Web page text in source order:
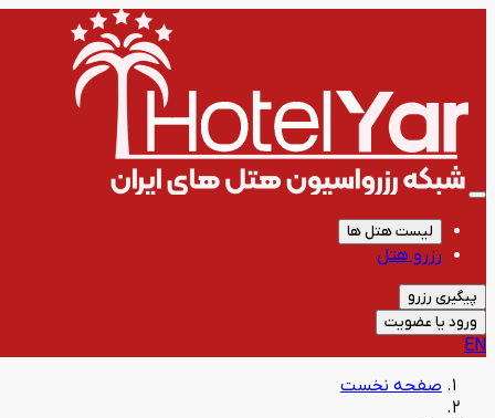
لیست هتل ها
رزرو هتل
پیگیری رزرو
ورود یا عضویت
EN
صفحه نخست